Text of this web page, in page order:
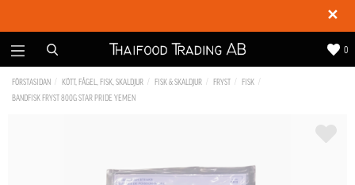
✕
0
FÖRSTASIDAN KÖTT, FÅGEL, FISK, SKALDJUR FISK & SKALDJUR FRYST
FISK
BANDFISK FRYST 800G STAR PRIDE YEMEN